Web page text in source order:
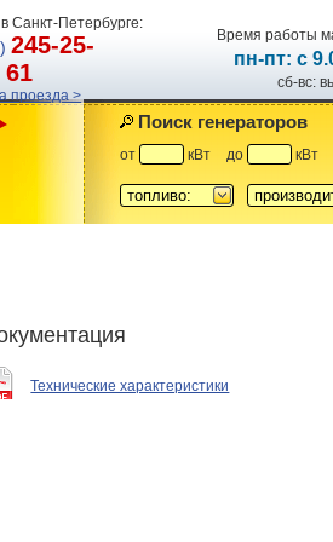
Санкт-Петербурге:
245-25-
61
проезда >
Время работы
пн-пт: с
сб-вс:
Поиск генераторов
от кВт до кВт
топливо:
Технические характеристики